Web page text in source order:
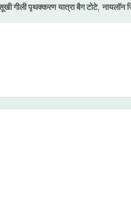
गीली पृथक्करण यात्रा बैग टोटे, नायलॉन